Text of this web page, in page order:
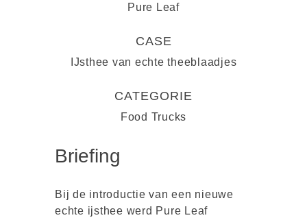
Pure Leaf
CASE
IJsthee van echte theeblaadjes
CATEGORIE
Food Trucks
Briefing
Bij de introductie van een nieuwe
echte ijsthee werd Pure Leaf